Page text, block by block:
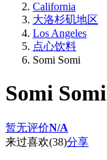
California
大洛杉矶地区
Los Angeles
点心饮料
Somi Somi
Somi Somi
暂无评价N/A
来过喜欢(38)分享